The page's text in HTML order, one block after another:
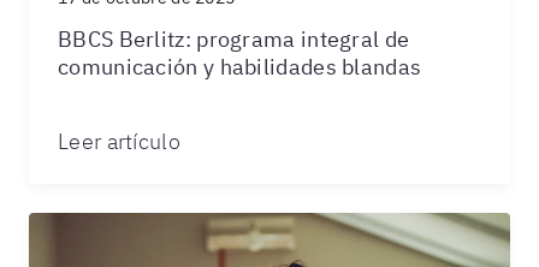
BBCS Berlitz: programa integral de
comunicación y habilidades blandas
Leer artículo